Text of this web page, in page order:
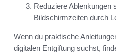
Reduziere Ablenkungen
Bildschirmzeiten durch
Wenn du praktische
digitalen Entgiftung suchst,